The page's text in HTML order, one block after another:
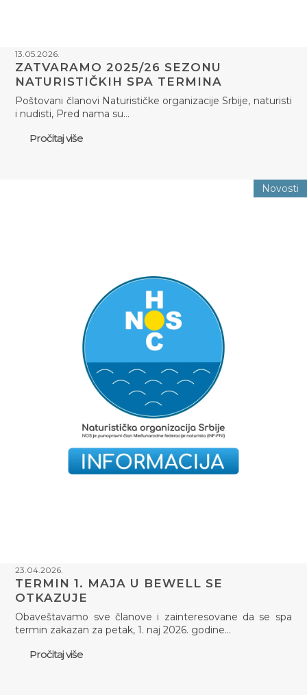
13.05.2026.
ZATVARAMO 2025/26 SEZONU
NATURISTIČKIH SPA TERMINA
Poštovani članovi Naturističke organizacije Srbije, naturisti
i nudisti, Pred nama su…
Pročitaj više
Novosti
23.04.2026.
TERMIN 1. MAJA U BEWELL SE
OTKAZUJE
Obaveštavamo sve članove i zainteresovane da se spa
termin zakazan za petak, 1. naj 2026. godine…
Pročitaj više